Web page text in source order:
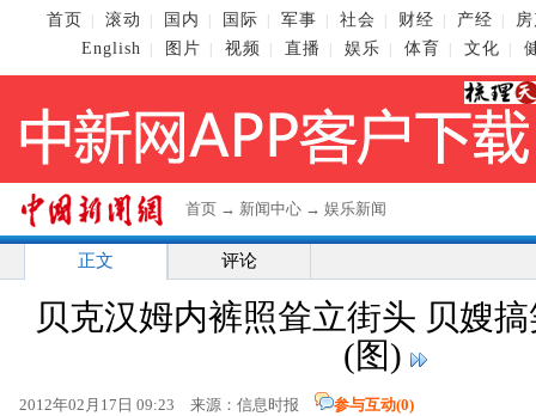
首页 滚动 国内 国际 军事 社会 财经 产经
English
图片 视频 直播 娱乐 体育 文化
首页 → 新闻中心 → 娱乐新闻
正文 评论
贝克汉姆内裤照耸立街头 贝嫂
(图)
2012年02月17日 09:23 来源：信息时报 参与互动(0)